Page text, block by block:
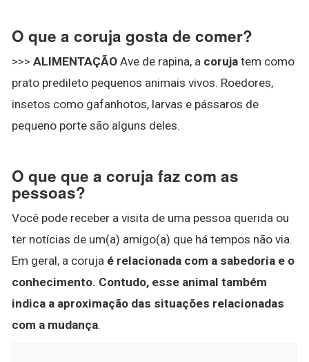
O que a coruja gosta de comer?
>>> ALIMENTAÇÃO Ave de rapina, a coruja tem como
prato predileto pequenos animais vivos. Roedores,
insetos como gafanhotos, larvas e pássaros de
pequeno porte são alguns deles.
O que que a coruja faz com as
pessoas?
Você pode receber a visita de uma pessoa querida ou
ter notícias de um(a) amigo(a) que há tempos não via.
Em geral, a coruja é relacionada com a sabedoria e o
conhecimento. Contudo, esse animal também
indica a aproximação das situações relacionadas
com a mudança.